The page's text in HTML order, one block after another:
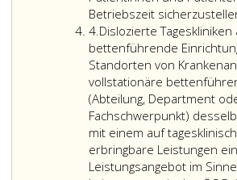
mit
und
im
einer
medizinischen
Sonderfächer
gemäß
Paragraph
2
a,
Absatz
4,
Ziffer
2,
Betriebszeit
4.Ziffer
4
Dislozierte Tageskliniken
bettenführende
Standorten von
vollstationäre
(Abteilung, Department
Fachschwerpunkt)
mit einem auf
erbringbare Leistungen
Leistungsangebot im